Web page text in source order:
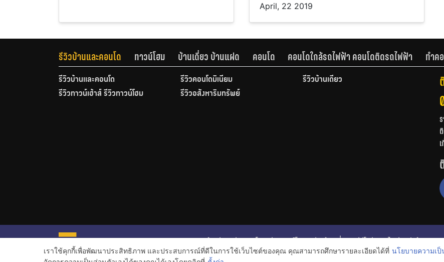
April, 22 2019
รีวิวบ้านและคอนโด ทาวน์โฮม บ้านเดี่ยว บ้านแฝด คอนโด คอนโดใกล้รถไฟฟ้า คอนโดติดรถไฟฟ้า ทำค
รีวิวบ้านและคอนโด รีวิวคอนโดมิเนียม
รีวิวบ้านเดี่ยว
รีวิวทาวน์เฮ้าส์ รีวิวทาวน์โฮม
รีวิวอสังหาริมทรัพย์
หน้าหลัก รีวิวคอนโด รีวิวทาวน์โฮม รีวิวบ้านเดี่ยว วีดีโอรีวิว
ไอเดียแต่งบ้าน
ข่าวอสังหาริมทรัพย์
โปรโมชั่นบ้านและคอนโด
เราใช้คุกกี้เพื่อพัฒนาประสิทธิภาพ และประสบการณ์ที่ดีในการใช้เว็บไซต์ของคุณ คุณสามารถศึกษารายละเอียดได้ที่ นโยบายความเ